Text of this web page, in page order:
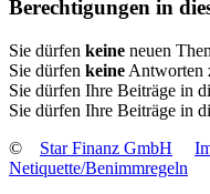
Berechtigungen in
Sie dürfen keine neuen
Sie dürfen keine Antworten
Sie dürfen Ihre Beiträge in
Sie dürfen Ihre Beiträge in
©
Star Finanz GmbH
Netiquette/Benimmregeln